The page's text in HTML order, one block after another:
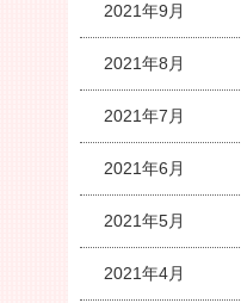
2021年9月
2021年8月
2021年7月
2021年6月
2021年5月
2021年4月